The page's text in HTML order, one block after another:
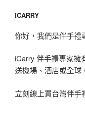
ICARRY
你好，我們是伴手禮
iCarry 伴手禮專家擁
送機場、酒店或全球
立刻線上買台灣伴手